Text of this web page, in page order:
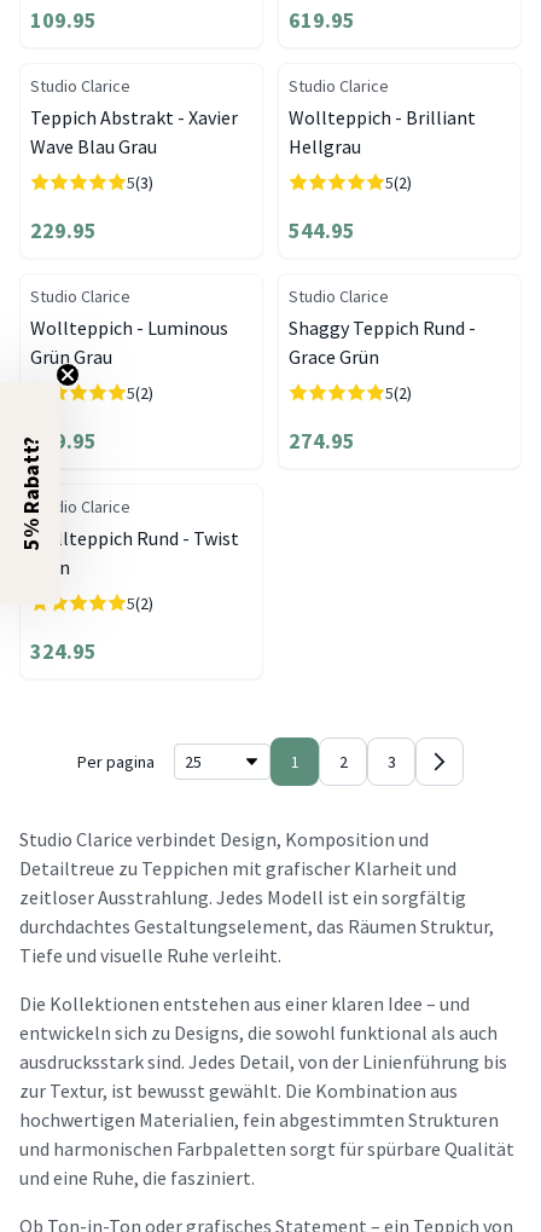
109.95 619.95
Studio Clarice
Teppich Abstrakt - Xavier
Wave Blau Grau
5(3)
229.95
Studio Clarice
Wollteppich - Brilliant
Hellgrau
5(2)
544.95
Studio Clarice
Wollteppich - Luminous
Grün Grau
5(2)
619.95
Studio Clarice
Shaggy Teppich Rund -
Grace Grün
5(2)
274.95
Studio Clarice
Wollteppich Rund - Twist
Grün
5(2)
324.95
Per pagina 1 2 3
Studio Clarice verbindet Design, Komposition und
Detailtreue zu Teppichen mit grafischer Klarheit und
zeitloser Ausstrahlung. Jedes Modell ist ein sorgfältig
durchdachtes Gestaltungselement, das Räumen Struktur,
Tiefe und visuelle Ruhe verleiht.
Die Kollektionen entstehen aus einer klaren Idee – und
entwickeln sich zu Designs, die sowohl funktional als auch
ausdrucksstark sind. Jedes Detail, von der Linienführung bis
zur Textur, ist bewusst gewählt. Die Kombination aus
hochwertigen Materialien, fein abgestimmten Strukturen
und harmonischen Farbpaletten sorgt für spürbare Qualität
und eine Ruhe, die fasziniert.
Ob Ton-in-Ton oder grafisches Statement – ein Teppich von
5% Rabatt?